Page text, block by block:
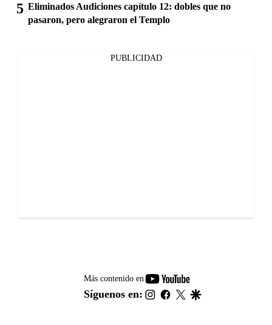
Eliminados Audiciones capítulo 12: dobles que no
pasaron, pero alegraron el Templo
PUBLICIDAD
Más contenido en
youtube-
footer
Síguenos en: instagram
facebook
twitter